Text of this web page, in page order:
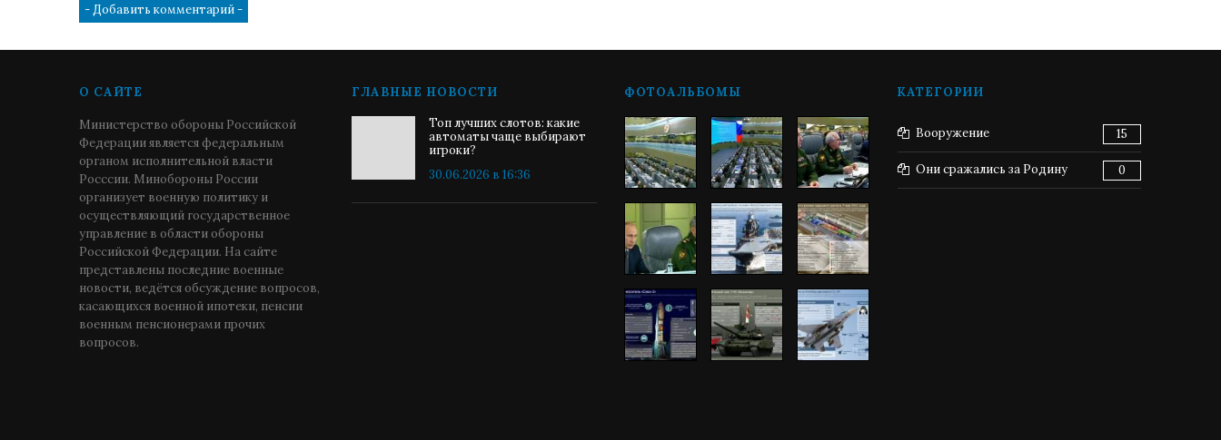
О САЙТЕ
Министерство обороны Российской
Федерации является федеральным
органом исполнительной власти
Росссии. Минобороны России
организует военную политику и
осуществляющий государственное
управление в области обороны
Российской Федерации. На сайте
представлены последние военные
новости, ведётся обсуждение вопросов,
касающихся военной ипотеки, пенсии
военным пенсионерами прочих
вопросов.
ГЛАВНЫЕ НОВОСТИ
Топ лучших слотов: какие
автоматы чаще выбирают
игроки?
30.06.2026 в 16:36
ФОТОАЛЬБОМЫ КАТЕГОРИИ
Вооружение 15
Они сражались за Родину 0